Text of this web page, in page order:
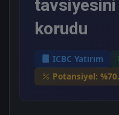
korudu
ICBC Yatırım
Potansiyel: